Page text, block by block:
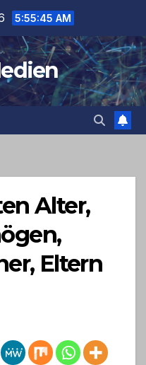
5:55:46 AM
Alter,
Eltern